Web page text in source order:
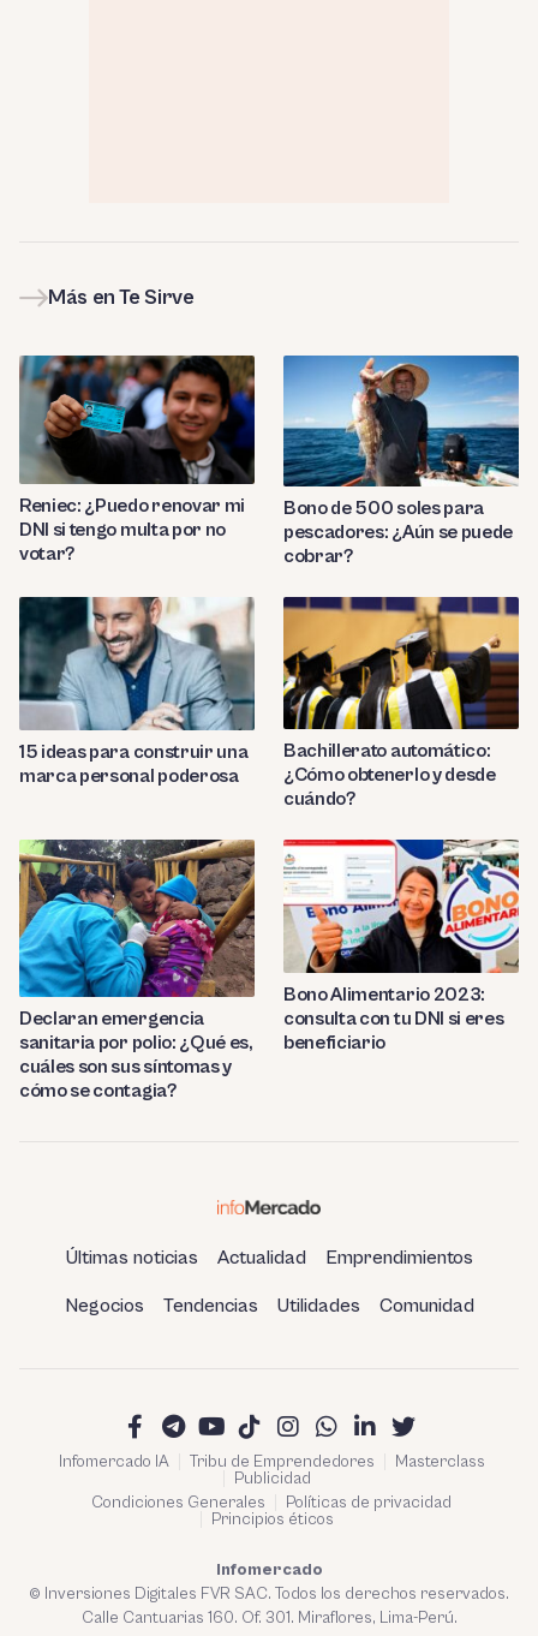
Más en Te Sirve
Reniec: ¿Puedo renovar mi
DNI si tengo multa por no
votar?
Bono de 500 soles para
pescadores: ¿Aún se puede
cobrar?
15 ideas para construir una
marca personal poderosa
Bachillerato automático:
¿Cómo obtenerlo y desde
cuándo?
Declaran emergencia
sanitaria por polio: ¿Qué es,
cuáles son sus síntomas y
cómo se contagia?
Bono Alimentario 2023:
consulta con tu DNI si eres
beneficiario
Últimas noticias Actualidad Emprendimientos
Negocios Tendencias Utilidades Comunidad
Infomercado IA Tribu de Emprendedores
Masterclass
Publicidad
Condiciones Generales
Políticas de privacidad
Principios éticos
Infomercado
© Inversiones Digitales FVR SAC. Todos los derechos reservados.
Calle Cantuarias 160. Of. 301. Miraflores, Lima-Perú.